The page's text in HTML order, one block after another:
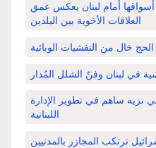
أسواقها أمام لبنان يعكس عمق
العلاقات الأخوية بين البلدين
خال من التفشيات الوبائية
في لبنان وفنّ الشلل المُدار
ساهم في تطوير الإدارة
اللبنانية
ترتكب المجازر بالمدنيين